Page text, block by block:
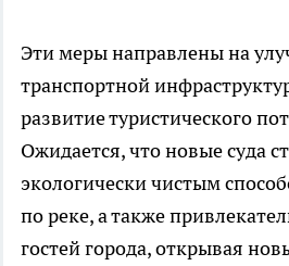
Эти меры направлены на
транспортной
развитие туристического
Ожидается, что новые суда
экологически чистым
по реке, а также
гостей города, открывая